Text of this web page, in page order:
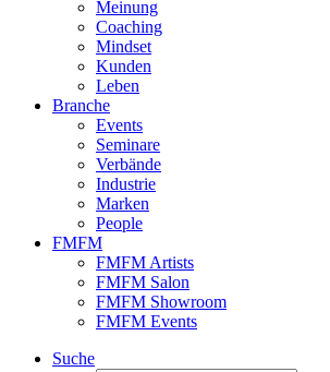
Meinung
Coaching
Mindset
Kunden
Leben
Branche
Events
Seminare
Verbände
Industrie
Marken
People
FMFM
FMFM Artists
FMFM Salon
FMFM Showroom
FMFM Events
Suche